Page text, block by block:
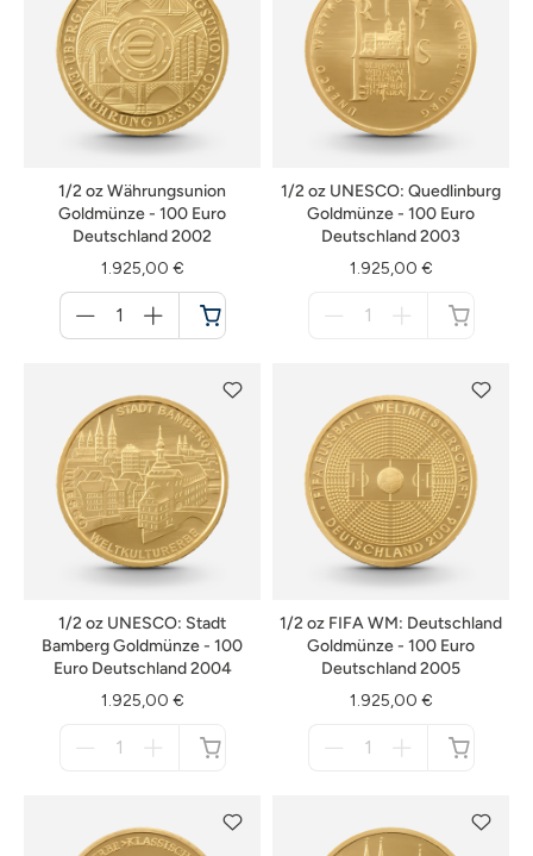
1/2 oz Währungsunion
Goldmünze - 100 Euro
Deutschland 2002
1.925,00 €
für
Warenkorb
1/2 oz UNESCO: Quedlinburg
Goldmünze - 100 Euro
Deutschland 2003
1.925,00 €
1/2 oz UNESCO: Stadt
Bamberg Goldmünze - 100
Euro Deutschland 2004
1.925,00 €
1/2 oz FIFA WM: Deutschland
Goldmünze - 100 Euro
Deutschland 2005
1.925,00 €